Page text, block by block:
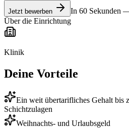
Jetzt bewerben
In 60 Sekunden
Über die Einrichtung
Klinik
Deine Vorteile
Ein weit übertarifliches Gehalt bis
Schichtzulagen
Weihnachts- und Urlaubsgeld